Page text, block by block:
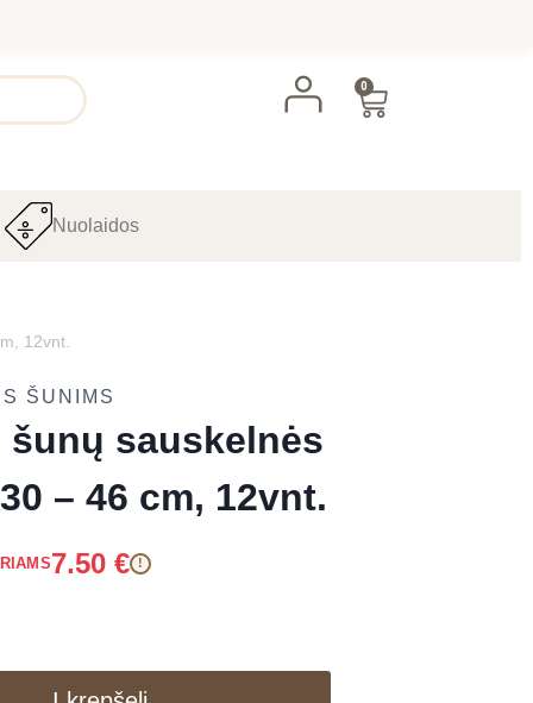
0
Nuolaidos
12vnt.
ŠUNIMS
šunų sauskelnės
– 46 cm, 12vnt.
7.50 € !